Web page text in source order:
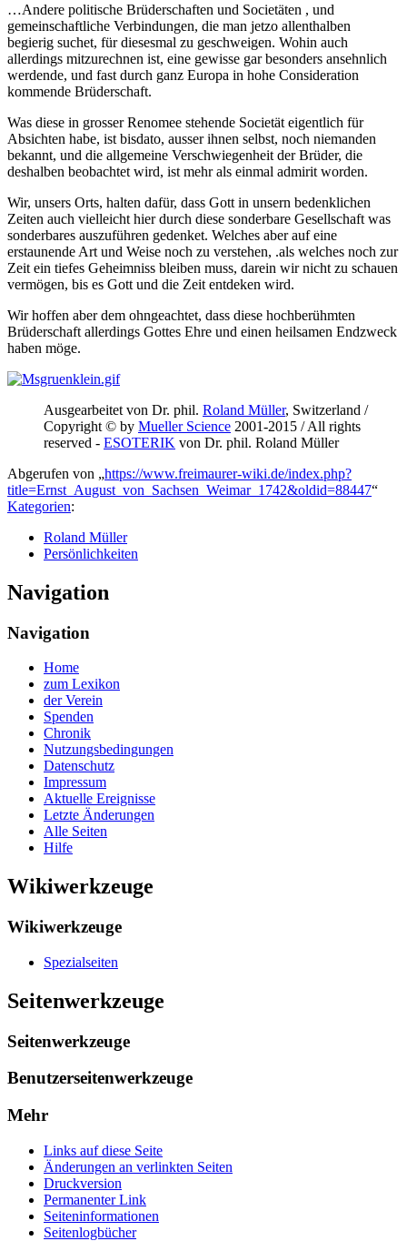
…Andere politische Brüderschaften und Societäten , und
gemeinschaftliche Verbindungen, die man jetzo allenthalben
begierig suchet, für diesesmal zu geschweigen. Wohin auch
allerdings mitzurechnen ist, eine gewisse gar besonders ansehnlich
werdende, und fast durch ganz Europa in hohe Consideration
kommende Brüderschaft.
Was diese in grosser Renomee stehende Societät eigentlich für
Absichten habe, ist bisdato, ausser ihnen selbst, noch niemanden
bekannt, und die allgemeine Verschwiegenheit der Brüder, die
deshalben beobachtet wird, ist mehr als einmal admirit worden.
Wir, unsers Orts, halten dafür, dass Gott in unsern bedenklichen
Zeiten auch vielleicht hier durch diese sonderbare Gesellschaft was
sonderbares auszuführen gedenket. Welches aber auf eine
erstaunende Art und Weise noch zu verstehen, .als welches noch zur
Zeit ein tiefes Geheimniss bleiben muss, darein wir nicht zu schauen
vermögen, bis es Gott und die Zeit entdeken wird.
Wir hoffen aber dem ohngeachtet, dass diese hochberühmten
Brüderschaft allerdings Gottes Ehre und einen heilsamen Endzweck
haben möge.
Ausgearbeitet von Dr. phil. Roland Müller, Switzerland /
Copyright © by Mueller Science 2001-2015 / All rights
reserved - ESOTERIK von Dr. phil. Roland Müller
Abgerufen von „https://www.freimaurer-wiki.de/index.php?
title=Ernst_August_von_Sachsen_Weimar_1742&oldid=88447“
Kategorien:
Roland Müller
Persönlichkeiten
Navigation
Navigation
Home
zum Lexikon
der Verein
Spenden
Chronik
Nutzungsbedingungen
Datenschutz
Impressum
Aktuelle Ereignisse
Letzte Änderungen
Alle Seiten
Hilfe
Wikiwerkzeuge
Wikiwerkzeuge
Spezialseiten
Seitenwerkzeuge
Seitenwerkzeuge
Benutzerseitenwerkzeuge
Mehr
Links auf diese Seite
Änderungen an verlinkten Seiten
Druckversion
Permanenter Link
Seiten­­informationen
Seitenlogbücher